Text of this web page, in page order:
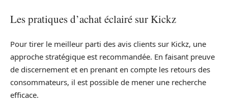
Les pratiques d’achat éclairé sur Kickz
Pour tirer le meilleur parti des avis clients sur Kickz, une
approche stratégique est recommandée. En faisant preuve
de discernement et en prenant en compte les retours des
consommateurs, il est possible de mener une recherche
efficace.